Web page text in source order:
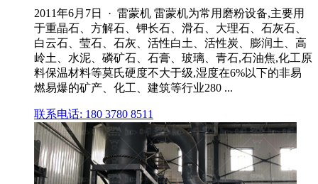
2011年6月7日 · 雷蒙机 雷蒙机为常用磨粉设备,主要用
于重晶石、方解石、钾长石、滑石、大理石、石灰石、
白云石、莹石、石灰、活性白土、活性炭、膨润土、高
岭土、水泥、磷矿石、石膏、玻璃、青石,石油焦,化工原
料保温材料等莫氏硬度不大于级,湿度在6%以下的非易
燃易爆的矿产、化工、建筑等行业280 ...
联系电话: 180 3780 8511